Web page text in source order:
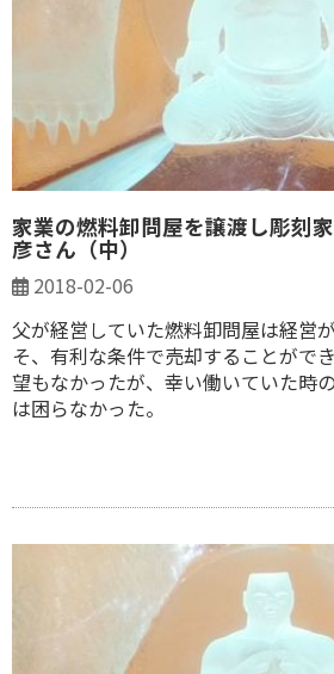
家業の燃料卸問屋を譲渡し彫刻
彦さん（中）
2018-02-06
父が経営していた燃料卸問屋は経営
そ、有利な条件で売却することがで
望もなかったが、幸い働いていた時
は困らなかった。